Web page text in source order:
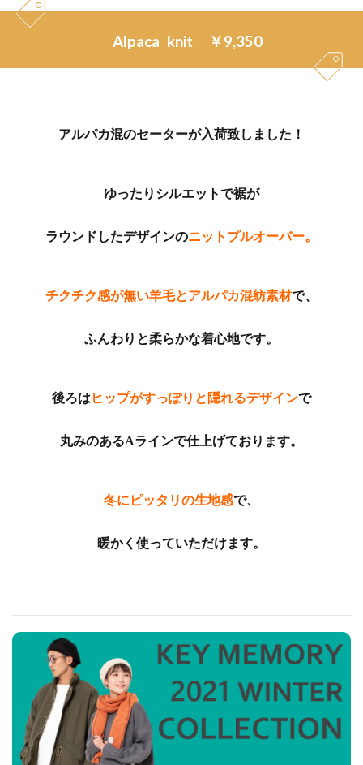
Alpaca knit ￥9,350
アルパカ混のセーターが入荷致しました！
ゆったりシルエットで裾が
ラウンドしたデザインのニットプルオーバー。
チクチク感が無い羊毛とアルパカ混紡素材で、
ふんわりと柔らかな着心地です。
後ろは ヒップがすっぽりと隠れるデザインで
丸みのあるAラインで仕上げております。
冬にピッタリの生地感で、
暖かく使っていただけます。